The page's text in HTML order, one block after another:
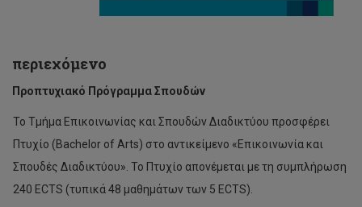
περιεχόμενο
Προπτυχιακό Πρόγραμμα Σπουδών
Το Τμήμα Επικοινωνίας και Σπουδών Διαδικτύου προσφέρει
Πτυχίο (Bachelor of Arts) στο αντικείμενο «Επικοινωνία και
Σπουδές Διαδικτύου». Το Πτυχίο απονέμεται με τη συμπλήρωση
240 ECTS (τυπικά 48 μαθημάτων των 5 ECTS).